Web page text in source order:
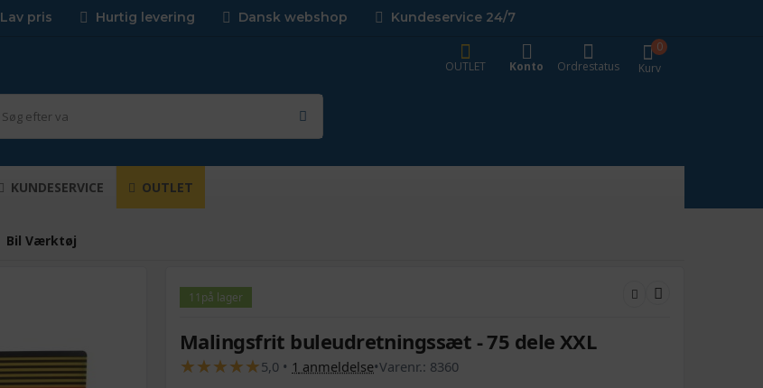
Lav pris Hurtig levering Dansk webshop Kundeservice 24/7
Kurv
0
OUTLET
Konto Ordrestatus
KUNDESERVICE OUTLET
Bil Værktøj
11 på lager
Malingsfrit buleudretningssæt - 75 dele XXL
★
★★
★★
★★
★★
★5,0 • 1 anmeldelse•Varenr.: 8360